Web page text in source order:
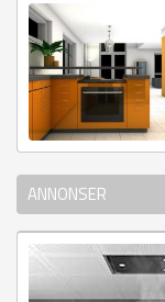
ANNONSER